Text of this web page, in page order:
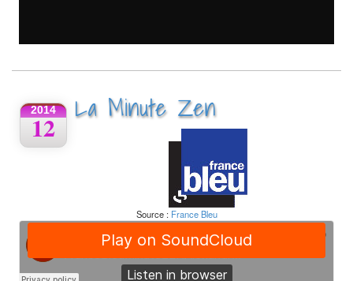
2014
12
La Minute Zen
Source : France Bleu